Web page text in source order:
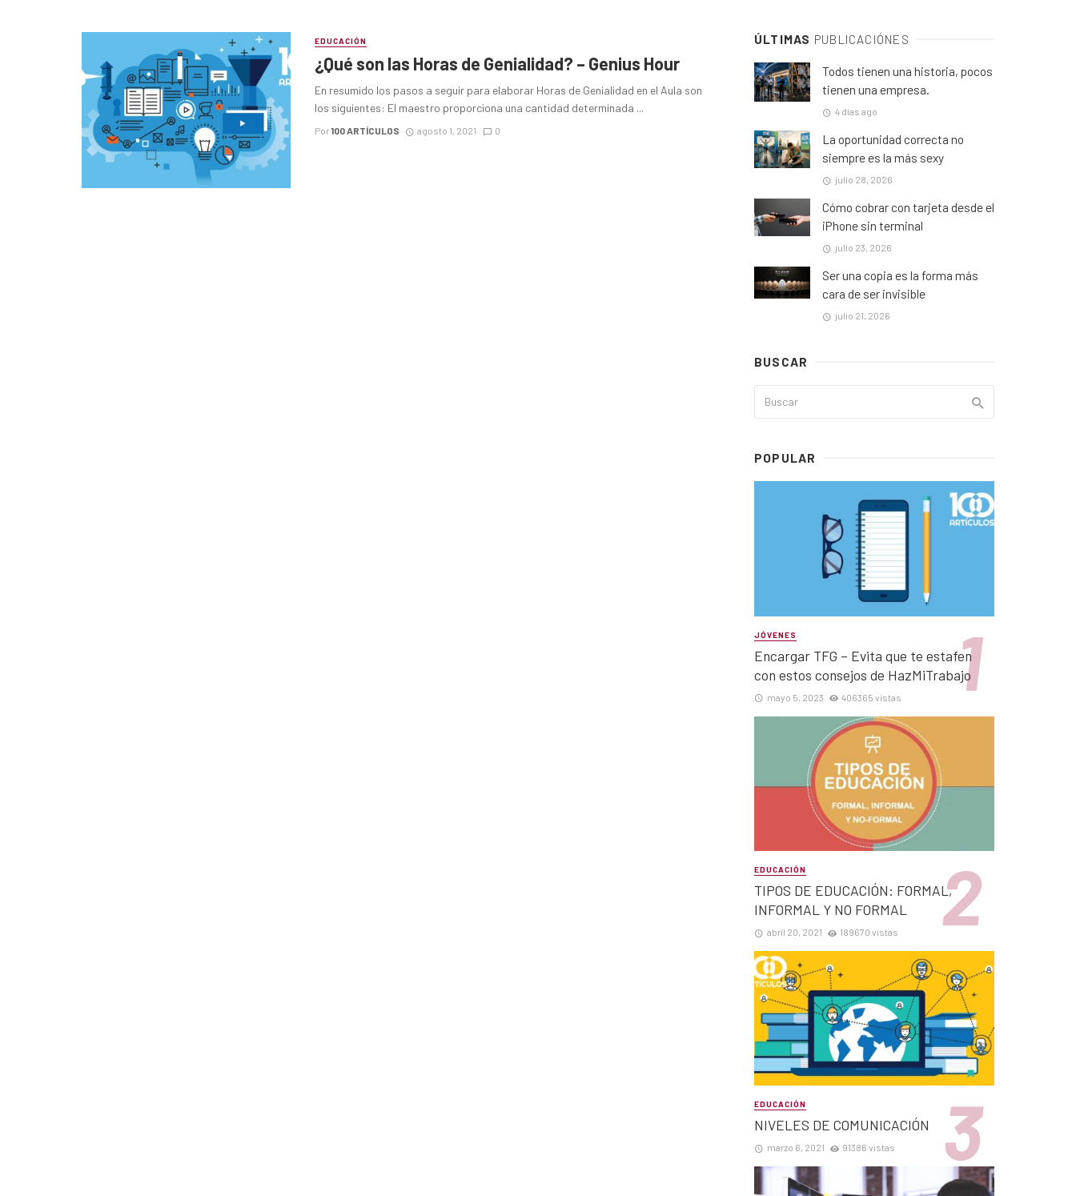
EDUCACIÓN
¿Qué son las Horas de Genialidad? – Genius Hour
En resumido los pasos a seguir para elaborar Horas de Genialidad en el Aula son
los siguientes: El maestro proporciona una cantidad determinada ...
Por100 ARTÍCULOS agosto 1, 2021 0
ÚLTIMAS PUBLICACIÓNES
Todos tienen una historia, pocos
tienen una empresa.
4 días ago
La oportunidad correcta no
siempre es la más sexy
julio 28, 2026
Cómo cobrar con tarjeta desde el
iPhone sin terminal
julio 23, 2026
Ser una copia es la forma más
cara de ser invisible
julio 21, 2026
BUSCAR
POPULAR
JÓVENES
Encargar TFG – Evita que te estafen
con estos consejos de HazMiTrabajo
mayo 5, 2023 406365 vistas
EDUCACIÓN
TIPOS DE EDUCACIÓN: FORMAL,
INFORMAL Y NO FORMAL
abril 20, 2021 189670 vistas
EDUCACIÓN
NIVELES DE COMUNICACIÓN
marzo 6, 2021 91386 vistas